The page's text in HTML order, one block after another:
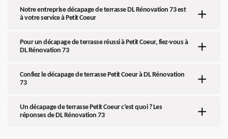
Notre entreprise décapage de terrasse DL Rénovation 73 est
à votre service à Petit Coeur
Pour un décapage de terrasse réussi à Petit Coeur, fiez-vous à
DL Rénovation 73
Confiez le décapage de terrasse Petit Coeur à DL Rénovation
73
Un décapage de terrasse Petit Coeur c’est quoi ? Les
réponses de DL Rénovation 73